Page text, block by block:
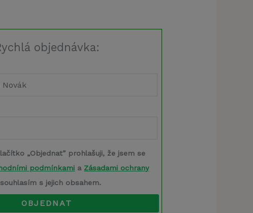
objednávka:
„Objednat” prohlašuji, že jsem se
podmínkami a Zásadami ochrany
s jejich obsahem.
OBJEDNAT